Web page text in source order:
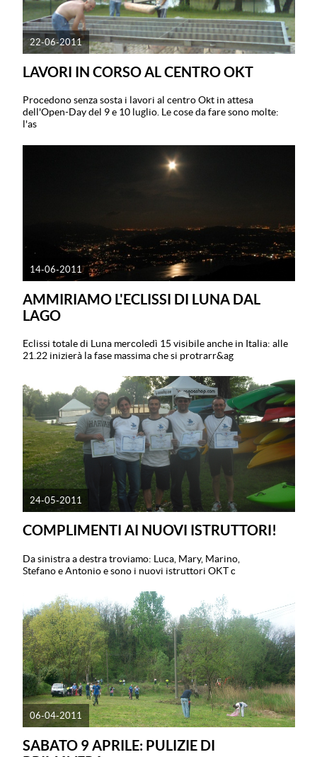
22-06-2011
LAVORI IN CORSO AL CENTRO OKT
Procedono senza sosta i lavori al centro Okt in attesa
dell'Open-Day del 9 e 10 luglio. Le cose da fare sono molte:
l'as
14-06-2011
AMMIRIAMO L'ECLISSI DI LUNA DAL
LAGO
Eclissi totale di Luna mercoledì 15 visibile anche in Italia: alle
21.22 inizierà la fase massima che si protrarr&ag
24-05-2011
COMPLIMENTI AI NUOVI ISTRUTTORI!
Da sinistra a destra troviamo: Luca, Mary, Marino,
Stefano e Antonio e sono i nuovi istruttori OKT c
06-04-2011
SABATO 9 APRILE: PULIZIE DI